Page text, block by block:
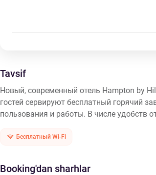
Tavsif
Новый, современный отель Hampton by
гостей сервируют бесплатный горячий
пользования и работы. В числе удобств
Бесплатный Wi-Fi
Booking'dan sharhlar